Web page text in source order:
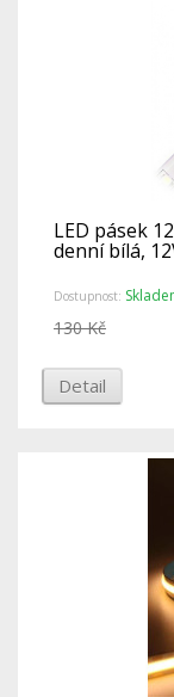
LED pásek
denní bílá,
Dostupnost:
130 Kč
Detail